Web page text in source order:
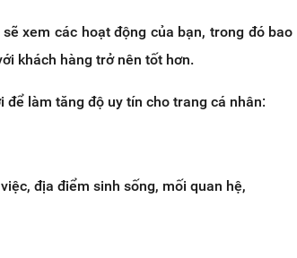
xem các hoạt động của bạn, trong đó bao
khách hàng trở nên tốt hơn.
làm tăng độ uy tín cho trang cá nhân:
địa điểm sinh sống, mối quan hệ,